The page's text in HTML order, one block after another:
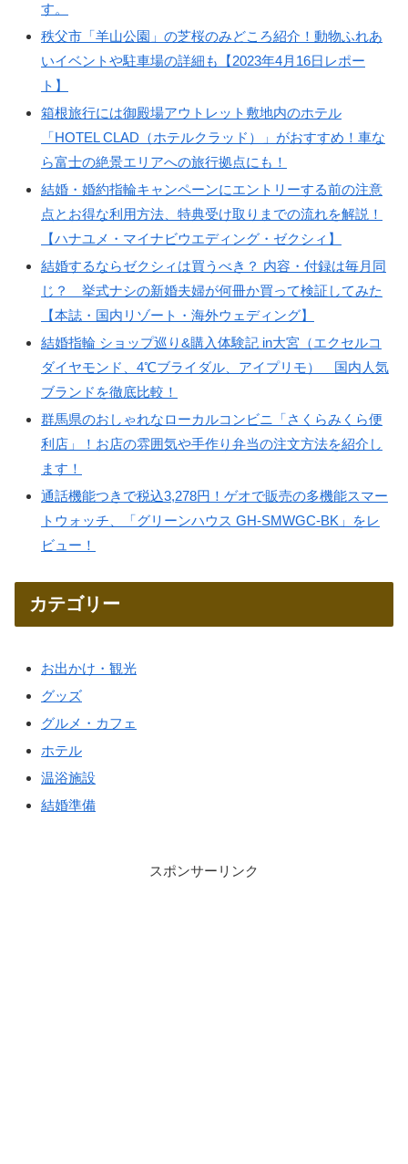
す。
秩父市「羊山公園」の芝桜のみどころ紹介！動物ふれあ
いイベントや駐車場の詳細も【2023年4月16日レポー
ト】
箱根旅行には御殿場アウトレット敷地内のホテル
「HOTEL CLAD（ホテルクラッド）」がおすすめ！車な
ら富士の絶景エリアへの旅行拠点にも！
結婚・婚約指輪キャンペーンにエントリーする前の注意
点とお得な利用方法、特典受け取りまでの流れを解説！
【ハナユメ・マイナビウエディング・ゼクシィ】
結婚するならゼクシィは買うべき？ 内容・付録は毎月同
じ？ 挙式ナシの新婚夫婦が何冊か買って検証してみた
【本誌・国内リゾート・海外ウェディング】
結婚指輪 ショップ巡り&購入体験記 in大宮（エクセルコ
ダイヤモンド、4℃ブライダル、アイプリモ） 国内人気
ブランドを徹底比較！
群馬県のおしゃれなローカルコンビニ「さくらみくら便
利店」！お店の雰囲気や手作り弁当の注文方法を紹介し
ます！
通話機能つきで税込3,278円！ゲオで販売の多機能スマー
トウォッチ、「グリーンハウス GH-SMWGC-BK」をレ
ビュー！
カテゴリー
お出かけ・観光
グッズ
グルメ・カフェ
ホテル
温浴施設
結婚準備
スポンサーリンク